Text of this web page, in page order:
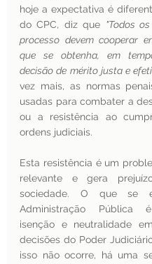
hoje a expectativa é
do CPC, diz que "Todos
processo devem cooperar
que se obtenha, em
decisão de mérito justa e
vez mais, as normas
usadas para combater a
ou a resistência ao
ordens judiciais.
Esta resistência é um
relevante e gera
sociedade. O que se
Administração Pública
isenção e neutralidade
decisões do Poder
isso não ocorre, há uma